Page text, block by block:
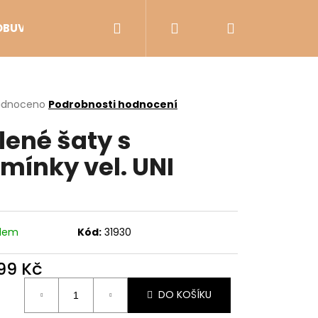
VÝPRODEJ Přihlášení
Podrobnosti hodnocení
šaty s
vel. UNI
Kód: 31930
Kč
DO KOŠÍKU